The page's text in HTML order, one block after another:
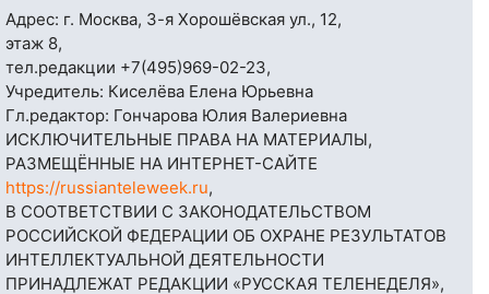
Адрес: г. Москва, 3-я Хорошёвская ул., 12,
этаж 8,
тел.редакции +7(495)969-02-23,
Учредитель: Киселёва Елена Юрьевна
Гл.редактор: Гончарова Юлия Валериевна
ИСКЛЮЧИТЕЛЬНЫЕ ПРАВА НА МАТЕРИАЛЫ,
РАЗМЕЩЁННЫЕ НА ИНТЕРНЕТ-САЙТЕ
https://russianteleweek.ru,
В СООТВЕТСТВИИ С ЗАКОНОДАТЕЛЬСТВОМ
РОССИЙСКОЙ ФЕДЕРАЦИИ ОБ ОХРАНЕ РЕЗУЛЬТАТОВ
ИНТЕЛЛЕКТУАЛЬНОЙ ДЕЯТЕЛЬНОСТИ
ПРИНАДЛЕЖАТ РЕДАКЦИИ «РУССКАЯ ТЕЛЕНЕДЕЛЯ»,